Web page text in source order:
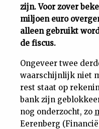
Cijfers
Magazine
Podcast
zijn. Voor zover
miljoen euro
alleen gebruikt
de fiscus.
Ongeveer twee
waarschijnlijk niet
rest staat op
bank zijn
nog onderzocht, zo
Eerenberg